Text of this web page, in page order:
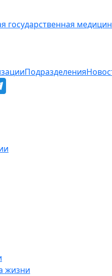
государственная
Подразделения
жизни